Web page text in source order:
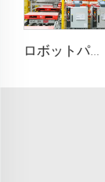
ロボットパレタイジング